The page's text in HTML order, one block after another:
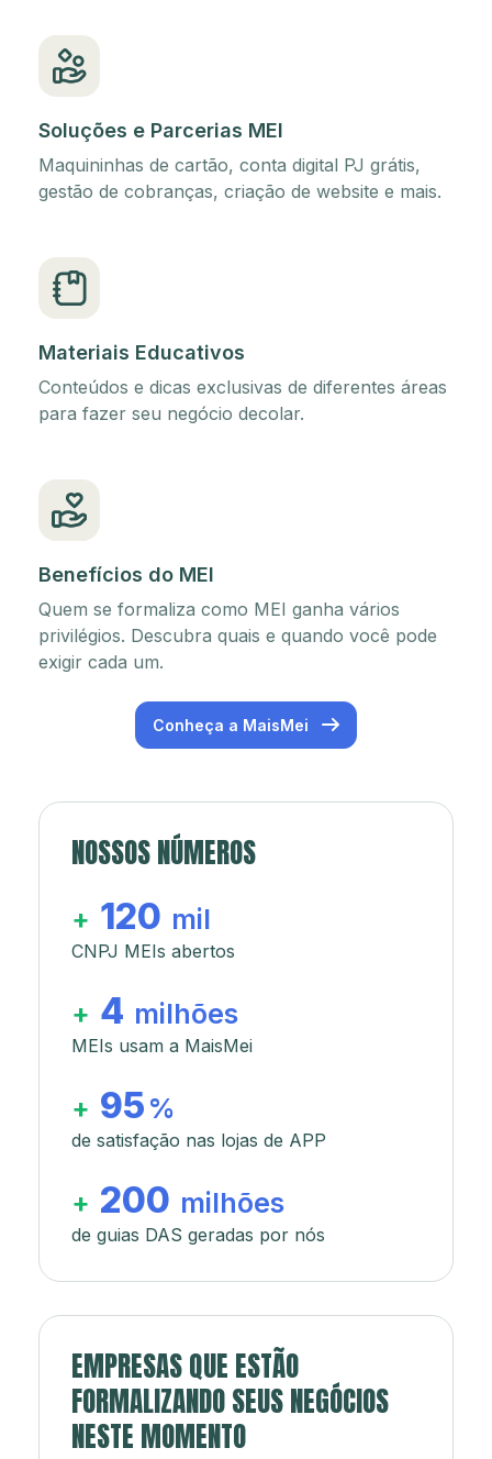
Soluções e Parcerias MEI
Maquininhas de cartão, conta digital PJ grátis,
gestão de cobranças, criação de website e mais.
Materiais Educativos
Conteúdos e dicas exclusivas de diferentes áreas
para fazer seu negócio decolar.
Benefícios do MEI
Quem se formaliza como MEI ganha vários
privilégios. Descubra quais e quando você pode
exigir cada um.
Conheça a MaisMei
NOSSOS NÚMEROS
+ 120 mil
CNPJ MEIs abertos
+ 4 milhões
MEIs usam a MaisMei
+ 95 %
de satisfação nas lojas de APP
+ 200 milhões
de guias DAS geradas por nós
EMPRESAS QUE ESTÃO
FORMALIZANDO SEUS NEGÓCIOS
NESTE MOMENTO